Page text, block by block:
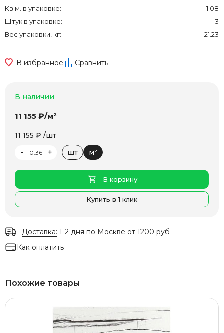
Кв.м. в упаковке:
1.08
Штук в упаковке:
3
Вес упаковки, кг:
21.23
В избранное Сравнить
В наличии
11 155 ₽/м²
11 155 ₽ /шт
-
+ шт м²
В корзину
Купить в 1 клик
Доставка: 1-2 дня по Москве от 1200 руб
Как оплатить
Похожие товары